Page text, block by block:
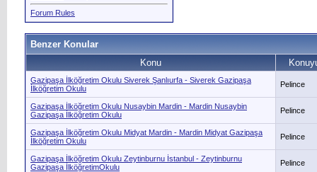
Forum Rules
Benzer Konular
Konu
Gazipaşa İlköğretim Okulu Siverek Şanlıurfa - Siverek Gazipaşa
İlköğretim Okulu
Pelince
Gazipaşa İlköğretim Okulu Nusaybin Mardin - Mardin Nusaybin
Gazipaşa İlköğretim Okulu
Pelince
Gazipaşa İlköğretim Okulu Midyat Mardin - Mardin Midyat Gazipaşa
İlköğretim Okulu
Pelince
Gazipaşa İlköğretim Okulu Zeytinburnu İstanbul - Zeytinburnu
Gazipaşa İlköğretimOkulu
Pelince